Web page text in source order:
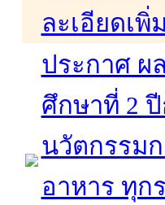
ละเอียดเพิ่
ประกาศ ผ
ศึกษาที่ 2
นวัตกรรม
อาหาร ทุก